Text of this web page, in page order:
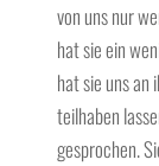
von uns nur
hat sie ein
hat sie uns an
teilhaben
gesprochen.